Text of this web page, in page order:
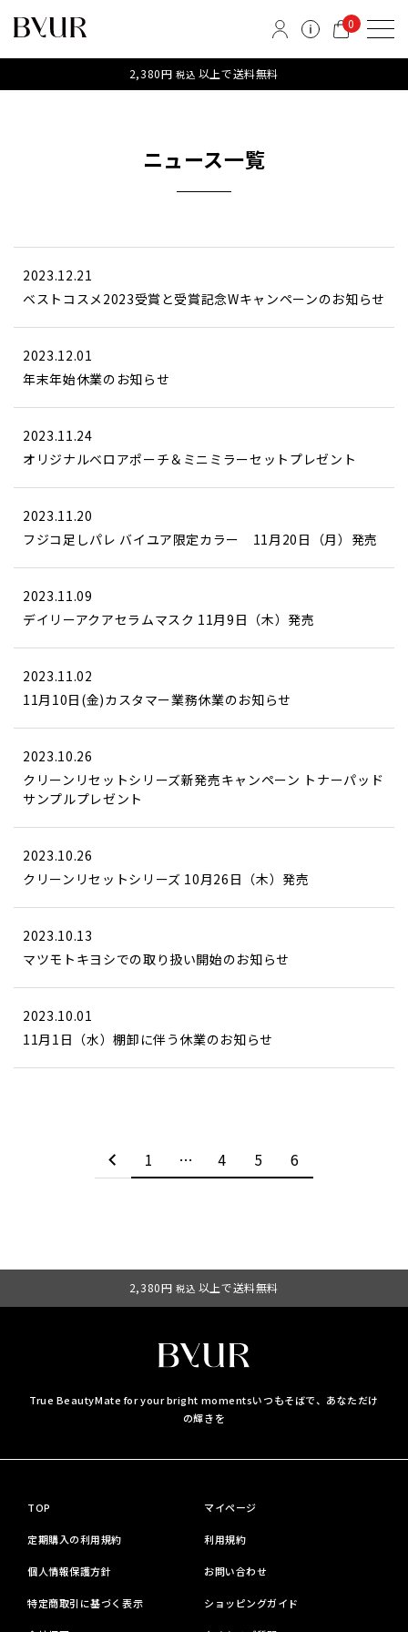
0
2,380円税込 以上で送料無料
ニュース一覧
2023.12.21
ベストコスメ2023受賞と受賞記念Wキャンペーンのお知らせ
2023.12.01
年末年始休業のお知らせ
2023.11.24
オリジナルベロアポーチ＆ミニミラーセットプレゼント
2023.11.20
フジコ足しパレ バイユア限定カラー 11月20日（月）発売
2023.11.09
デイリーアクアセラムマスク 11月9日（木）発売
2023.11.02
11月10日(金)カスタマー業務休業のお知らせ
2023.10.26
クリーンリセットシリーズ新発売キャンペーン トナーパッド
サンプルプレゼント
2023.10.26
クリーンリセットシリーズ 10月26日（木）発売
2023.10.13
マツモトキヨシでの取り扱い開始のお知らせ
2023.10.01
11月1日（水）棚卸に伴う休業のお知らせ
1 … 4 5 6
2,380円税込 以上で送料無料
True BeautyMate for your bright momentsいつもそばで、あなただけ
の輝きを
TOP
定期購入の利用規約
個人情報保護方針
マイページ
利用規約
お問い合わせ
特定商取引に基づく表示 ショッピングガイド